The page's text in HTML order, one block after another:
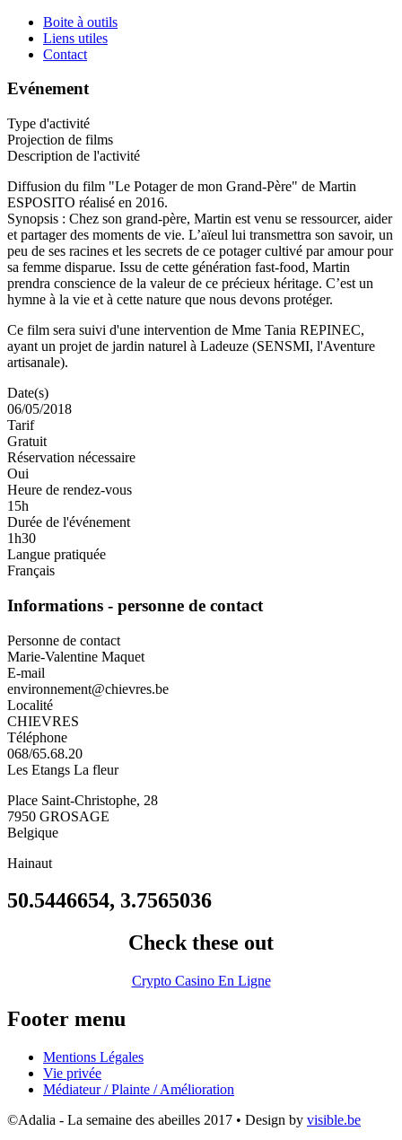
Boite à outils
Liens utiles
Contact
Evénement
Type d'activité
Projection de films
Description de l'activité
Diffusion du film "Le Potager de mon Grand-Père" de Martin
ESPOSITO réalisé en 2016.
Synopsis : Chez son grand-père, Martin est venu se ressourcer, aider
et partager des moments de vie. L’aïeul lui transmettra son savoir, un
peu de ses racines et les secrets de ce potager cultivé par amour pour
sa femme disparue. Issu de cette génération fast-food, Martin
prendra conscience de la valeur de ce précieux héritage. C’est un
hymne à la vie et à cette nature que nous devons protéger.
Ce film sera suivi d'une intervention de Mme Tania REPINEC,
ayant un projet de jardin naturel à Ladeuze (SENSMI, l'Aventure
artisanale).
Date(s)
06/05/2018
Tarif
Gratuit
Réservation nécessaire
Oui
Heure de rendez-vous
15h
Durée de l'événement
1h30
Langue pratiquée
Français
Informations - personne de contact
Personne de contact
Marie-Valentine Maquet
E-mail
environnement@chievres.be
Localité
CHIEVRES
Téléphone
068/65.68.20
Les Etangs La fleur
Place Saint-Christophe, 28
7950 GROSAGE
Belgique
Hainaut
50.5446654, 3.7565036
Check these out
Crypto Casino En Ligne
Footer menu
Mentions Légales
Vie privée
Médiateur / Plainte / Amélioration
©Adalia - La semaine des abeilles 2017 • Design by visible.be